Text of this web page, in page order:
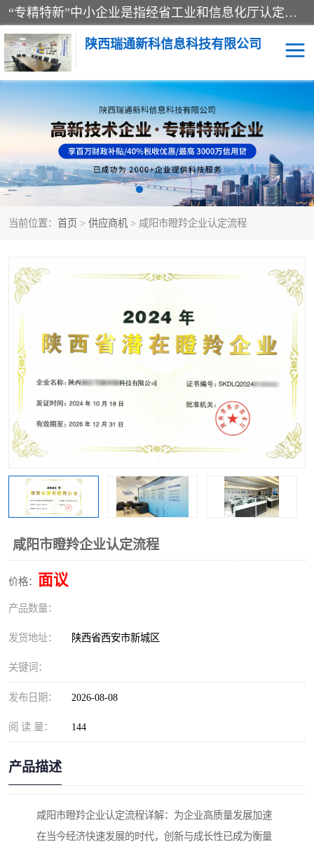
“专精特新”中小企业是指经省工业和信息化厅认定，专注于细分市场、掌握关键核心技术、创新能力强、市场占有率高、质量效益优，在专业化、精细化、特色化、新颖化等方面表现突出的中小企业。
陕西瑞通新科信息科技有限公司
当前位置： 首页 > 供应商机 > 咸阳市瞪羚企业认定流程
咸阳市瞪羚企业认定流程
价格： 面议
产品数量：
发货地址： 陕西省西安市新城区
关键词：
发布日期： 2026-08-08
阅 读 量： 144
产品描述
咸阳市瞪羚企业认定流程详解：为企业高质量发展加速
在当今经济快速发展的时代，创新与成长性已成为衡量